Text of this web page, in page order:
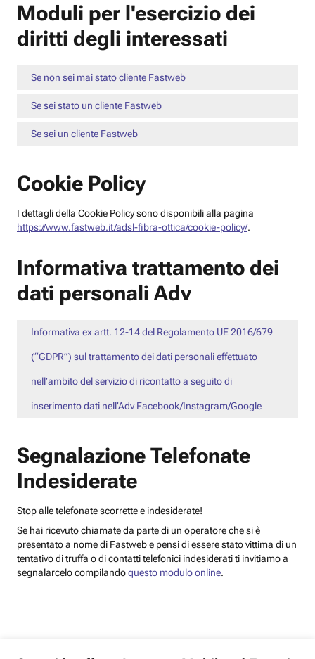
Moduli per l'esercizio dei
diritti degli interessati
Se non sei mai stato cliente Fastweb
Se sei stato un cliente Fastweb
Se sei un cliente Fastweb
Cookie Policy
I dettagli della Cookie Policy sono disponibili alla pagina
https://www.fastweb.it/adsl-fibra-ottica/cookie-policy/.
Informativa trattamento dei
dati personali Adv
Informativa ex artt. 12-14 del Regolamento UE 2016/679
(“GDPR”) sul trattamento dei dati personali effettuato
nell’ambito del servizio di ricontatto a seguito di
inserimento dati nell’Adv Facebook/Instagram/Google
Segnalazione Telefonate
Indesiderate
Stop alle telefonate scorrette e indesiderate!
Se hai ricevuto chiamate da parte di un operatore che si è
presentato a nome di Fastweb e pensi di essere stato vittima di un
tentativo di truffa o di contatti telefonici indesiderati ti invitiamo a
segnalarcelo compilandoquesto modulo online.